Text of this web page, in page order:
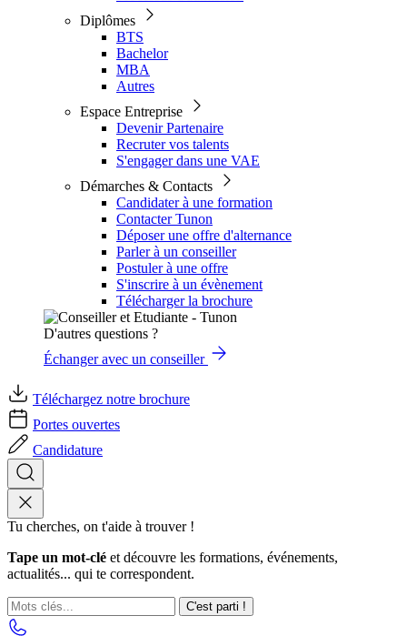
Diplômes
BTS
Bachelor
MBA
Autres
Espace Entreprise
Devenir Partenaire
Recruter vos talents
S'engager dans une VAE
Démarches & Contacts
Candidater à une formation
Contacter Tunon
Déposer une offre d'alternance
Parler à un conseiller
Postuler à une offre
S'inscrire à un évènement
Télécharger la brochure
D'autres questions ?
Échanger avec un conseiller
Téléchargez notre brochure
Portes ouvertes
Candidature
Tu cherches, on t'aide à trouver !
Tape un mot-clé et découvre les formations, événements,
actualités... qui te correspondent.
C'est parti !